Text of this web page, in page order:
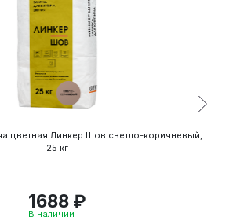
~ 43 кг
~ 52 кг
~ 47 кг
~ 38 кг
цветная Линкер Шов светло-коричневый,
25 кг
1688 ₽
В наличии